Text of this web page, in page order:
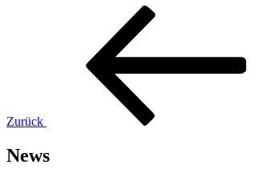
Beitragsnavigation
Zurück
News